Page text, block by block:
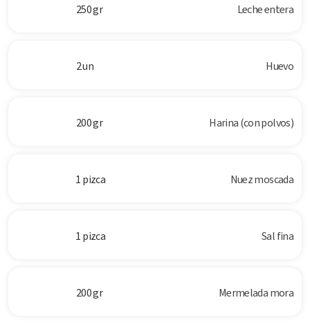
250 gr Leche entera
2 un Huevo
200 gr Harina (con polvos)
1 pizca Nuez moscada
1 pizca Sal fina
200 gr Mermelada mora